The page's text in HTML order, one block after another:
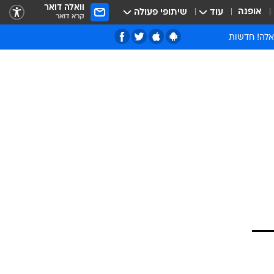
אופנה עוד שיתופי פעולה וואלה דואר
קרא דואר
חדשות